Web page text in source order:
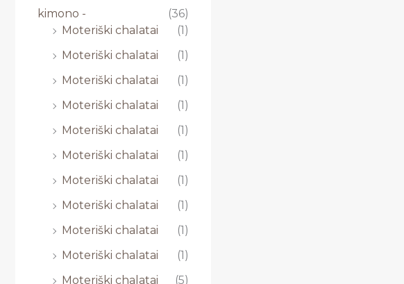
kimono -
(36)
Moteriški chalatai
(1)
Moteriški chalatai
(1)
Moteriški chalatai
(1)
Moteriški chalatai
(1)
Moteriški chalatai
(1)
Moteriški chalatai
(1)
Moteriški chalatai
(1)
Moteriški chalatai
(1)
Moteriški chalatai
(1)
Moteriški chalatai
(1)
Moteriški chalatai
(5)